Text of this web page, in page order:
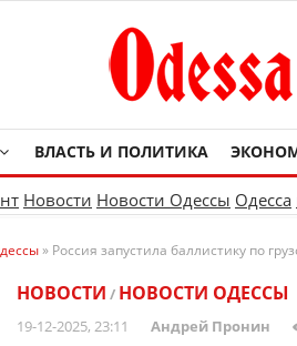
ВЛАСТЬ И ПОЛИТИКА
Новости Новости Одессы Одесса
» Россия запустила баллистику по
НОВОСТИ / НОВОСТИ ОДЕССЫ
19-12-2025, 23:11 Андрей Пронин